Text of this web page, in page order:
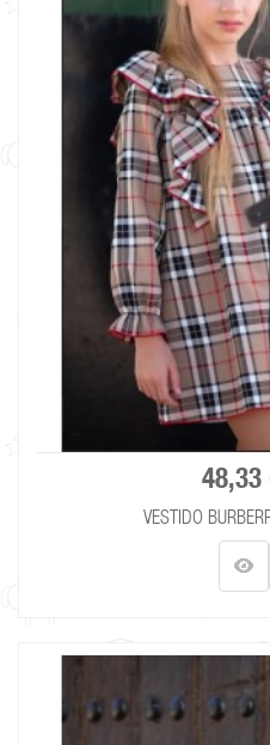
48,33
VESTIDO